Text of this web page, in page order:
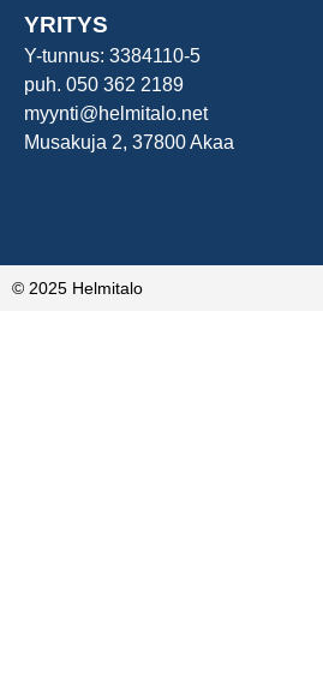
YRITYS
Y-tunnus: 3384110-5
puh. 050 362 2189
myynti@helmitalo.net
Musakuja 2, 37800 Akaa
© 2025 Helmitalo